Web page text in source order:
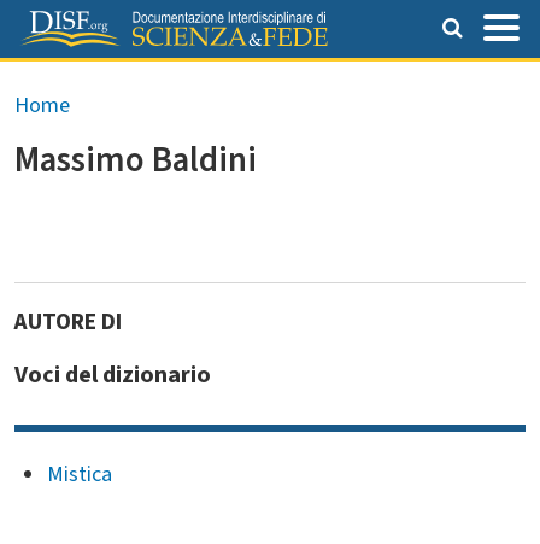
Salta al contenuto principale
Briciole di pane
Home
Massimo Baldini
Voci del dizionario
Mistica